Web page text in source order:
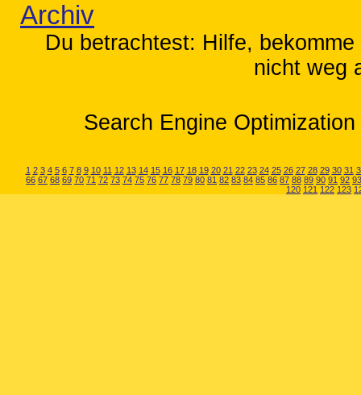
Archiv
Du betrachtest: Hilfe,
nicht weg
Search Engine
1 2 3 4 5 6 7 8 9 10 11 12 13 14 15 16 17 18 19 20 21 22 23 24 25 26 27 28 29 30 31
66 67 68 69 70 71 72 73 74 75 76 77 78 79 80 81 82 83 84 85 86 87 88 89 90 91 92 93
120 121 122 123